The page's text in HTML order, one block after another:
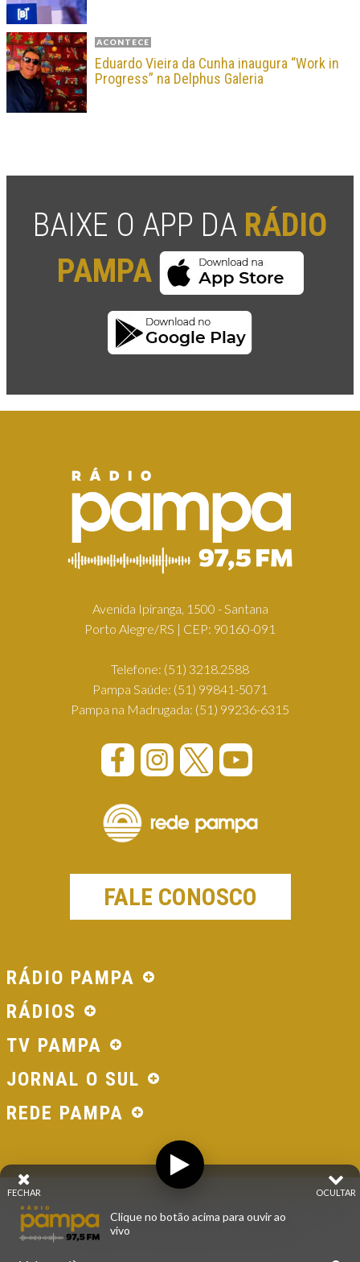
ACONTECE
Eduardo Vieira da Cunha inaugura “Work in
Progress” na Delphus Galeria
BAIXE O APP DA RÁDIO
PAMPA
Avenida Ipiranga, 1500 - Santana
Porto Alegre/RS | CEP: 90160-091
Telefone: (51) 3218.2588
Pampa Saúde: (51) 99841-5071
Pampa na Madrugada: (51) 99236-6315
FALE CONOSCO
RÁDIO PAMPA
RÁDIOS
TV PAMPA
JORNAL O SUL
REDE PAMPA
© 2026 - Direitos Reservados - Rádio Pampa - Rede
Pampa de Comunicação | RS - Brasil.
OCULTAR
FECHAR
Clique no botão acima para ouvir ao
vivo